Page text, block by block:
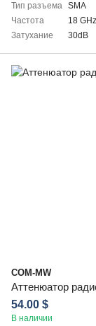
Тип разъема SMA
Частота
18 GHz
Затухание
30dB
COM-MW
Аттенюатор
54.00 $
В наличии